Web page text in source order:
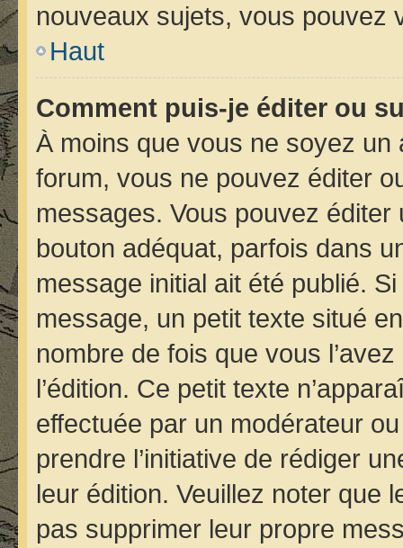
nouveaux sujets, vous pouvez
Haut
Comment puis-je éditer ou
À moins que vous ne soyez
forum, vous ne pouvez éditer
messages. Vous pouvez
bouton adéquat, parfois dans
message initial ait été publié.
message, un petit texte situé
nombre de fois que vous
l’édition. Ce petit texte
effectuée par un modérateur
prendre l’initiative de rédiger
leur édition. Veuillez noter que
pas supprimer leur propre